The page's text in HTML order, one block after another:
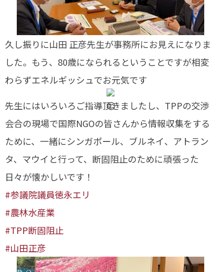
久し振りに山田 正彦先生が事務所にお見えになりま
した。もう、80歳になられるということですが相変
わらずエネルギッシュでお元気です
先生にはいろいろご指導頂きましたし、TPPの交渉
会合の現場で国際NGOの皆さんから情報収集をする
ために、一緒にシンガポール、ブルネイ、アトラン
タ、マウイと行って、断固阻止のために頑張った
日々が懐かしいです！
#参議院議員徳永エリ
#農林水産業
#TPP断固阻止
#山田正彦